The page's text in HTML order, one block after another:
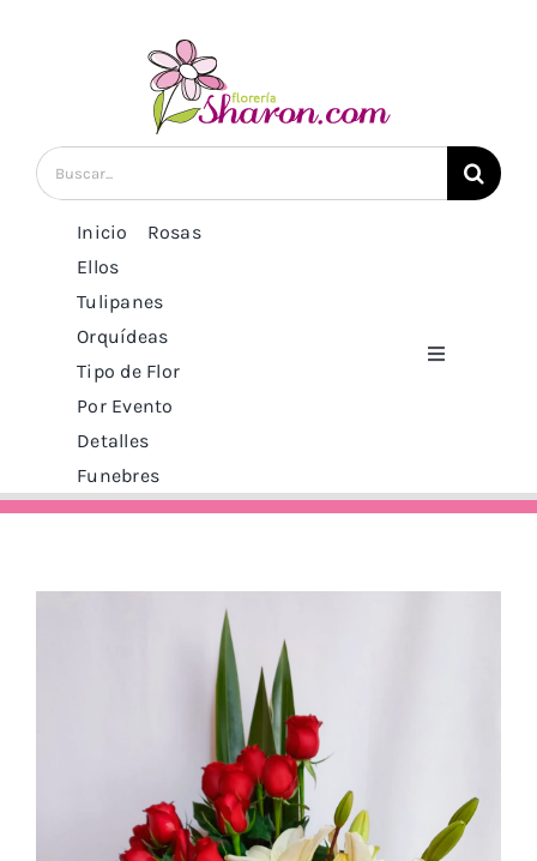
Buscar:
Toggle
Inicio
Rosas
Inicio
Rosas
Ellos
Tulipanes
Orquídeas
Tipo de Flor
Por Evento
Detalles
Funebres